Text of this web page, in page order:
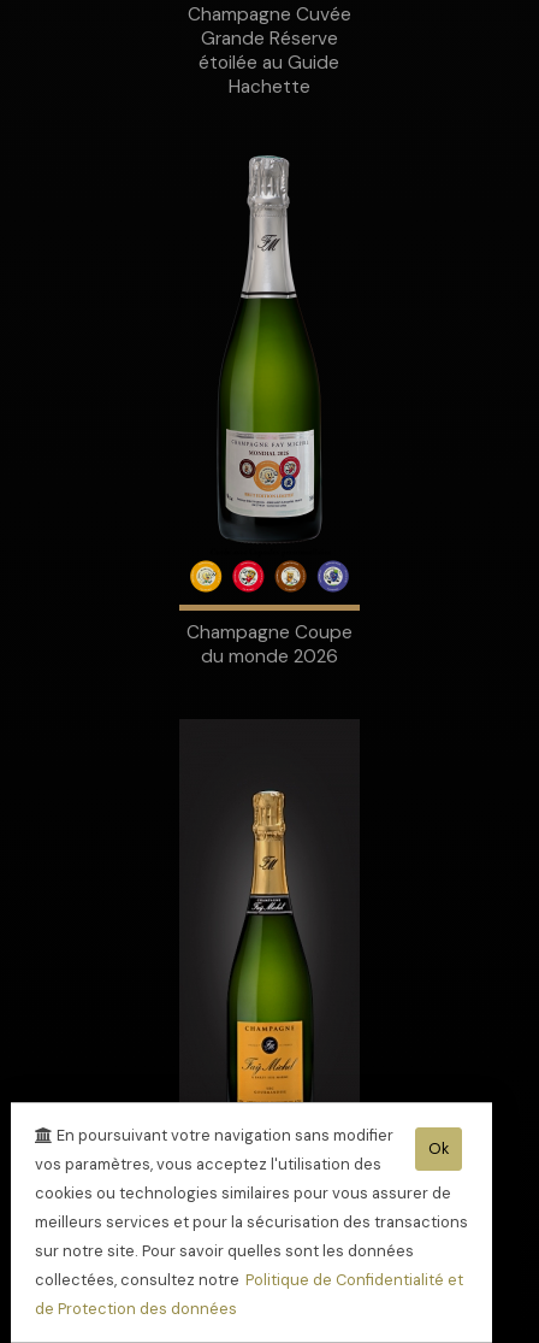
Champagne Cuvée
Grande Réserve
étoilée au Guide
Hachette
Champagne Coupe
du monde 2026
Champagne Cuvée
gourmandise
Ok
En poursuivant votre navigation sans modifier
vos paramètres, vous acceptez l'utilisation des
cookies ou technologies similaires pour vous assurer de
meilleurs services et pour la sécurisation des transactions
sur notre site. Pour savoir quelles sont les données
collectées, consultez notre Politique de Confidentialité et
de Protection des données